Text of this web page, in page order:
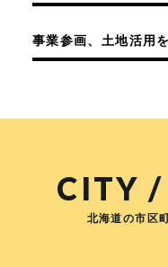
事業参画、土地活用
CITY
北海道の市区